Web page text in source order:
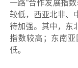
一路”合作发展指
较低，西亚北非、
待加强。其中，东
指数较高；东南
低。